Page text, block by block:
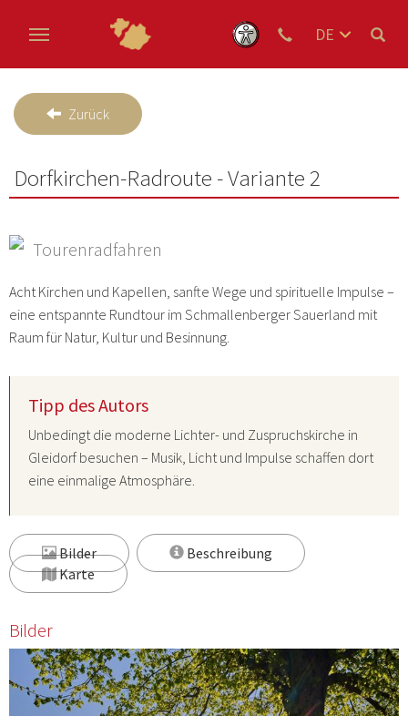
DE
Zurück
Dorfkirchen-Radroute - Variante 2
Tourenradfahren
Acht Kirchen und Kapellen, sanfte Wege und spirituelle Impulse –
eine entspannte Rundtour im Schmallenberger Sauerland mit
Raum für Natur, Kultur und Besinnung.
Tipp des Autors
Unbedingt die moderne Lichter- und Zuspruchskirche in
Gleidorf besuchen – Musik, Licht und Impulse schaffen dort
eine einmalige Atmosphäre.
Bilder
Beschreibung
Karte
Bilder